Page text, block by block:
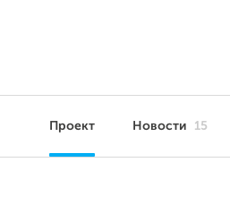
Проект Новости 15